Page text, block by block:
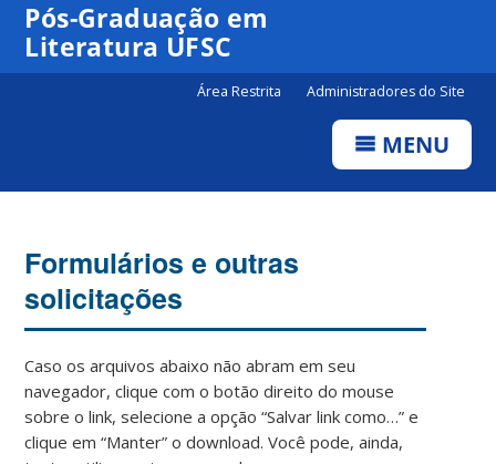
Pós-Graduação em
Literatura UFSC
Área Restrita Administradores do Site
MENU
Formulários e outras
solicitações
Caso os arquivos abaixo não abram em seu
navegador, clique com o botão direito do mouse
sobre o link, selecione a opção “Salvar link como…” e
clique em “Manter” o download. Você pode, ainda,